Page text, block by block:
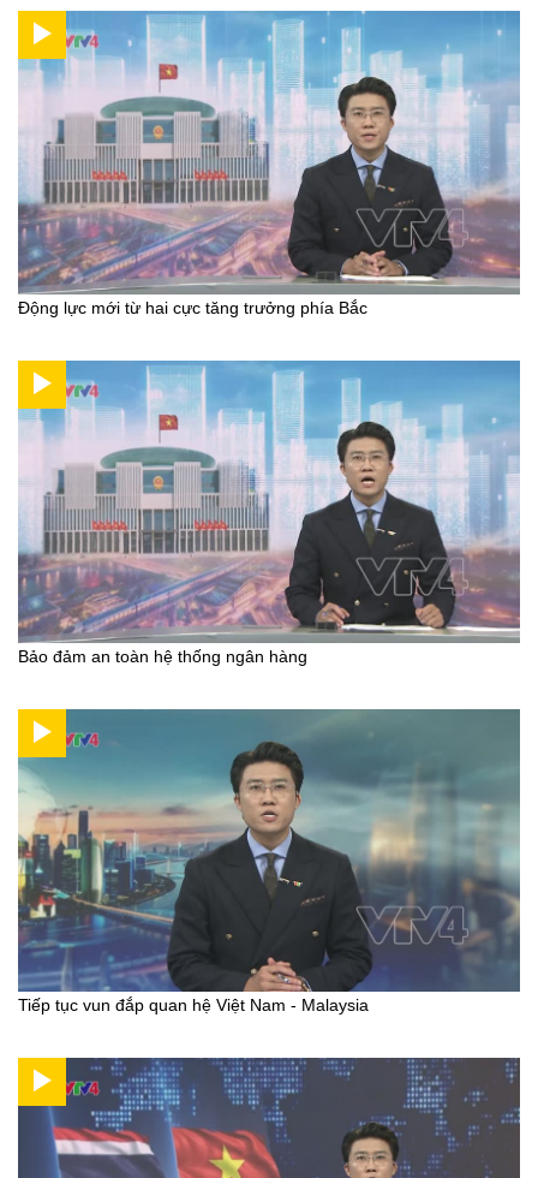
Động lực mới từ hai cực tăng trưởng phía Bắc
Bảo đảm an toàn hệ thống ngân hàng
Tiếp tục vun đắp quan hệ Việt Nam - Malaysia